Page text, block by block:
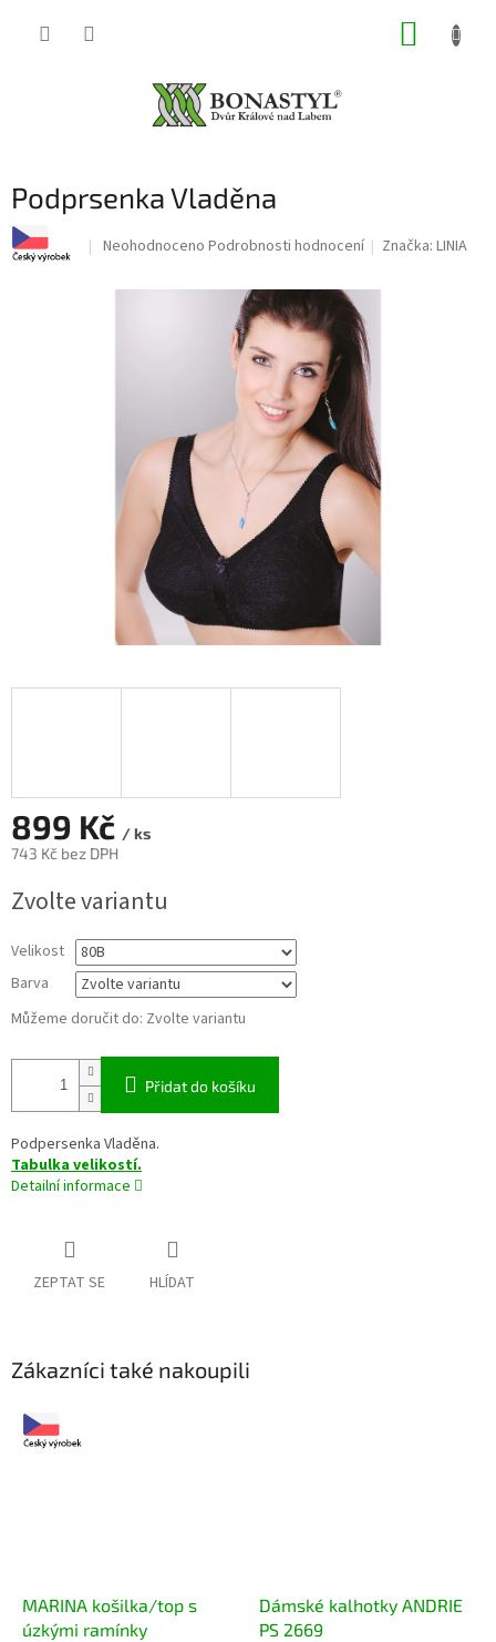
Podprsenka Vladěna
Průměrné
produktu
Neohodnoceno Podrobnosti hodnocení Značka:LINIA
899 Kč / ks
743 Kč bez DPH
cena:
Zvolte variantu
Velikost
Barva
Můžeme doručit do: Zvolte variantu
Přidat do košíku
Podpersenka Vladěna.
Tabulka velikostí.
Detailní informace
ZEPTAT SE HLÍDAT
Zákazníci také nakoupili
MARINA košilka/top s
úzkými ramínky
Dámské kalhotky ANDRIE
PS 2669